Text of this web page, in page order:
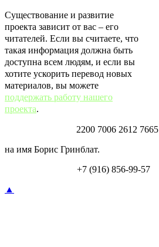
Существование и развитие
проекта зависит от вас – его
читателей. Если вы считаете, что
такая информация должна быть
доступна всем людям, и если вы
хотите ускорить перевод новых
материалов, вы можете
поддержать работу нашего
проекта.
2200 7006 2612 7665
на имя Борис Гринблат.
+7 (916) 856-99-57
▲